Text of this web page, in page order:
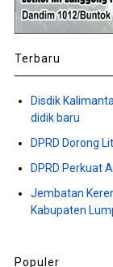
Terbaru
Disdik
didik baru
DPRD Dorong
DPRD Perkuat
Jembatan
Kabupaten
Populer